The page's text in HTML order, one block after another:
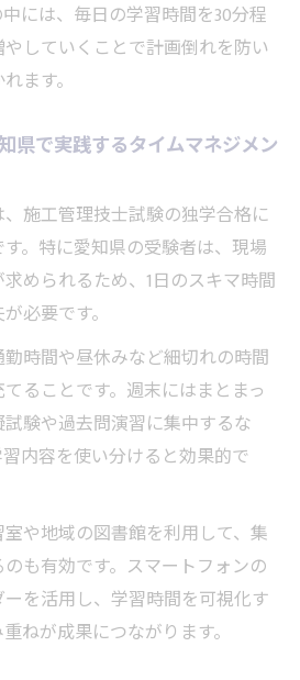
には、毎日の学習時間を30分程
していくことで計画倒れを防い
ます。
県で実践するタイムマネジメン
施工管理技士試験の独学合格に
。特に愛知県の受験者は、現場
められるため、1日のスキマ時間
必要です。
時間や昼休みなど細切れの時間
ることです。週末にはまとまっ
験や過去問演習に集中するな
内容を使い分けると効果的で
や地域の図書館を利用して、集
も有効です。スマートフォンの
を活用し、学習時間を可視化す
ねが成果につながります。